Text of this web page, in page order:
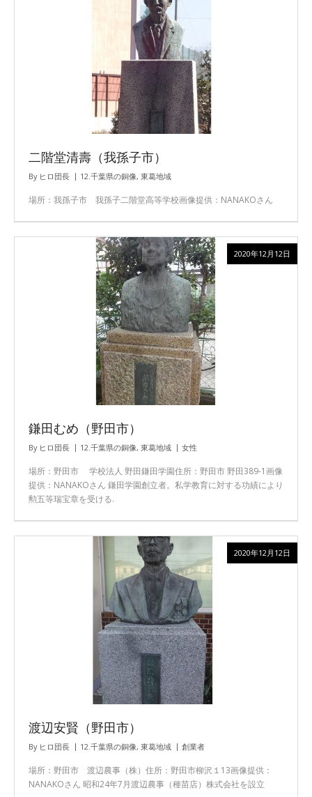
二階堂清壽（我孫子市）
By ヒロ団長 12.千葉県の銅像, 東葛地域
場所：我孫子市 我孫子二階堂高等学校画像提供：NANAKOさん
鎌田むめ（野田市）
By ヒロ団長 12.千葉県の銅像, 東葛地域 女性
場所：野田市 学校法人 野田鎌田学園住所：野田市 野田389-1画像
提供：NANAKOさん 鎌田学園創立者。私学教育に対する功績により
勲五等瑞宝章を受ける.
2020年12月12日
渡辺安賢（野田市）
By ヒロ団長 12.千葉県の銅像, 東葛地域 創業者
場所：野田市 渡辺農事（株）住所：野田市柳沢１13画像提供：
NANAKOさん 昭和24年7月渡辺農事（種苗店）株式会社を設立
2020年12月12日